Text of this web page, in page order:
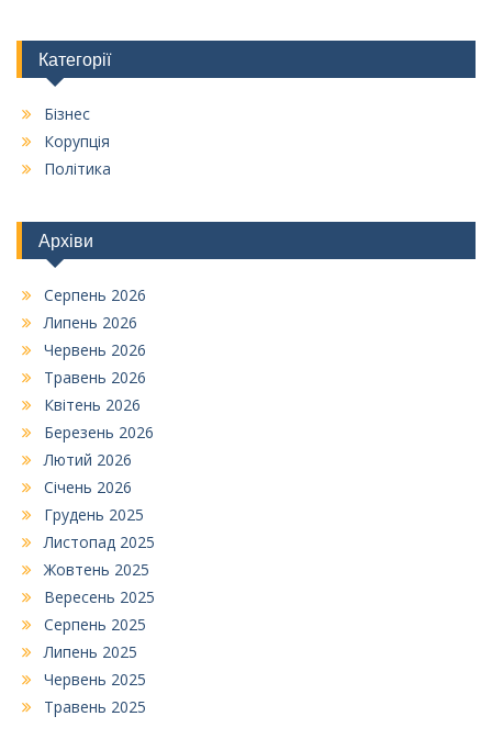
Категорії
Бізнес
Корупція
Політика
Архіви
Серпень 2026
Липень 2026
Червень 2026
Травень 2026
Квітень 2026
Березень 2026
Лютий 2026
Січень 2026
Грудень 2025
Листопад 2025
Жовтень 2025
Вересень 2025
Серпень 2025
Липень 2025
Червень 2025
Травень 2025